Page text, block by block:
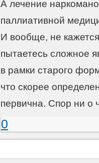
А лечение
паллиативной
И вообще, не
пытаетесь сложное
в рамки старого
что скорее
первична. Спор ни о
0